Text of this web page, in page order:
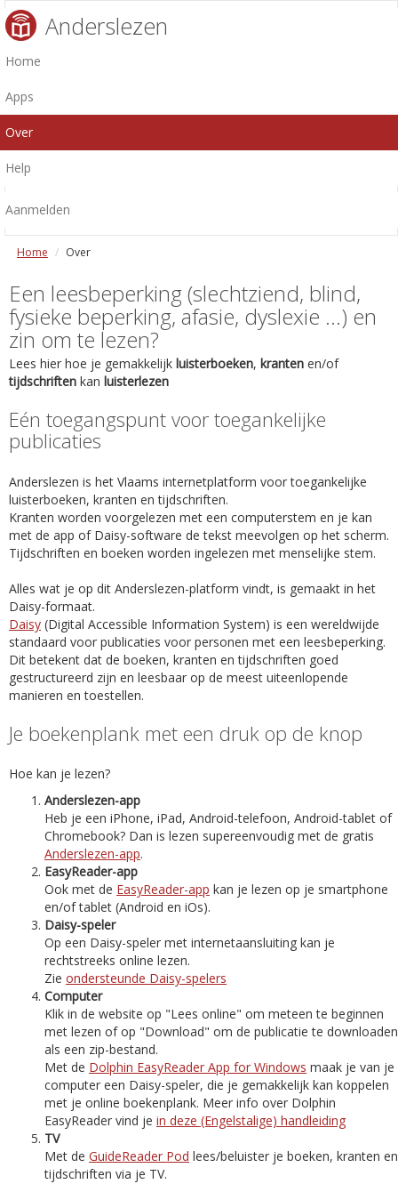
Anderslezen
Home
Apps
Over
Help
Aanmelden
Home Over
Een leesbeperking (slechtziend, blind,
fysieke beperking, afasie, dyslexie ...) en
zin om te lezen?
Lees hier hoe je gemakkelijk luisterboeken, kranten en/of
tijdschriften kan luisterlezen
Eén toegangspunt voor toegankelijke
publicaties
Anderslezen is het Vlaams internetplatform voor toegankelijke
luisterboeken, kranten en tijdschriften.
Kranten worden voorgelezen met een computerstem en je kan
met de app of Daisy-software de tekst meevolgen op het scherm.
Tijdschriften en boeken worden ingelezen met menselijke stem.
Alles wat je op dit Anderslezen-platform vindt, is gemaakt in het
Daisy-formaat.
Daisy (Digital Accessible Information System) is een wereldwijde
standaard voor publicaties voor personen met een leesbeperking.
Dit betekent dat de boeken, kranten en tijdschriften goed
gestructureerd zijn en leesbaar op de meest uiteenlopende
manieren en toestellen.
Je boekenplank met een druk op de knop
Hoe kan je lezen?
Anderslezen-app
Heb je een iPhone, iPad, Android-telefoon, Android-tablet of
Chromebook? Dan is lezen supereenvoudig met de gratis
Anderslezen-app.
EasyReader-app
Ook met de EasyReader-app kan je lezen op je smartphone
en/of tablet (Android en iOs).
Daisy-speler
Op een Daisy-speler met internetaansluiting kan je
rechtstreeks online lezen.
Zie ondersteunde Daisy-spelers
Computer
Klik in de website op "Lees online" om meteen te beginnen
met lezen of op "Download" om de publicatie te downloaden
als een zip-bestand.
Met de Dolphin EasyReader App for Windows maak je van je
computer een Daisy-speler, die je gemakkelijk kan koppelen
met je online boekenplank. Meer info over Dolphin
EasyReader vind je in deze (Engelstalige) handleiding
TV
Met de GuideReader Pod lees/beluister je boeken, kranten en
tijdschriften via je TV.